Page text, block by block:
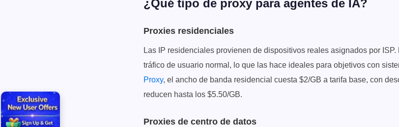
¿Qué tipo de proxy para agentes de IA?
Proxies residenciales
Las IP residenciales provienen de dispositivos reales asignados por
tráfico de usuario normal, lo que las hace ideales para objetivos con
Proxy, el ancho de banda residencial cuesta $2/GB a tarifa base, con
reducen hasta los $5.50/GB.
Proxies de centro de datos